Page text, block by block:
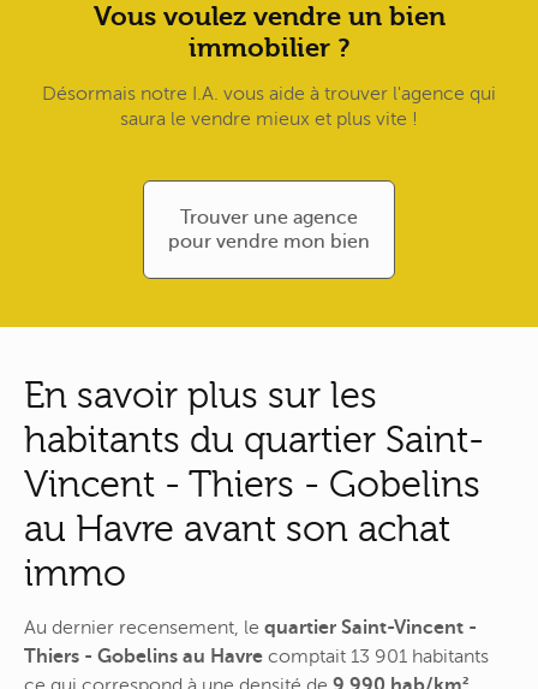
Vous voulez vendre un bien
immobilier ?
Désormais notre I.A. vous aide à trouver l'agence qui
saura le vendre mieux et plus vite !
Trouver une agence
pour vendre mon bien
En savoir plus sur les
habitants du quartier Saint-
Vincent - Thiers - Gobelins
au Havre avant son achat
immo
Au dernier recensement, le quartier Saint-Vincent -
Thiers - Gobelins au Havre comptait 13 901 habitants